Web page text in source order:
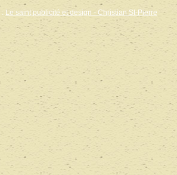
: Le saint publicité et design - Christian St-Pierre